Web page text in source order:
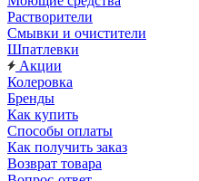
Растворители
Смывки и очистители
Шпатлевки
Акции
Колеровка
Бренды
Как купить
Способы оплаты
Как получить заказ
Возврат товара